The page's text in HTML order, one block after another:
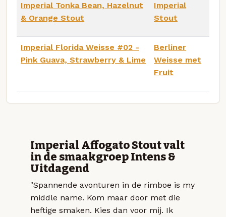
Imperial Tonka Bean, Hazelnut
& Orange Stout
Imperial
Stout
Imperial Florida Weisse #02 -
Pink Guava, Strawberry & Lime
Berliner
Weisse met
Fruit
Imperial Affogato Stout valt
in de smaakgroep Intens &
Uitdagend
"Spannende avonturen in de rimboe is my
middle name. Kom maar door met die
heftige smaken. Kies dan voor mij. Ik